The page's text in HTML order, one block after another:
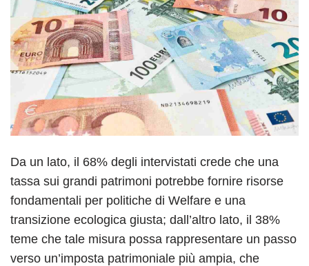
Da un lato, il 68% degli intervistati crede che una
tassa sui grandi patrimoni potrebbe fornire risorse
fondamentali per politiche di Welfare e una
transizione ecologica giusta; dall’altro lato, il 38%
teme che tale misura possa rappresentare un passo
verso un’imposta patrimoniale più ampia, che